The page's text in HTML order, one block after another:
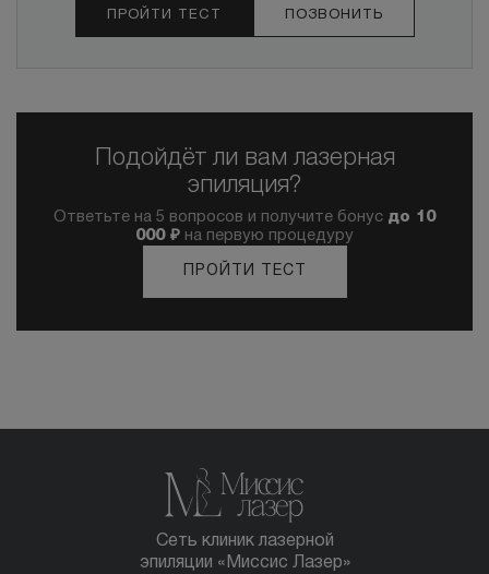
ПРОЙТИ ТЕСТ ПОЗВОНИТЬ
Подойдёт ли вам лазерная
эпиляция?
Ответьте на 5 вопросов и получите бонус до 10
000 ₽ на первую процедуру
ПРОЙТИ ТЕСТ
Сеть клиник лазерной
эпиляции «Миссис Лазер»